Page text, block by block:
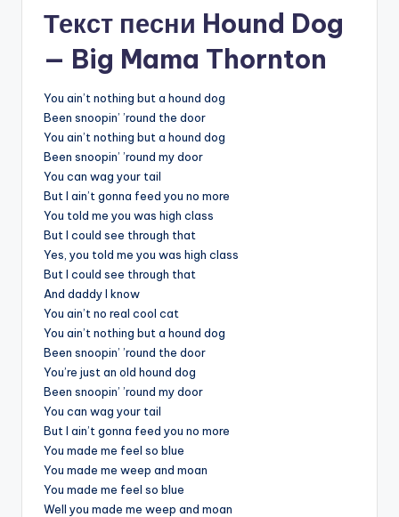
Текст песни Hound Dog
— Big Mama Thornton
You ain’t nothing but a hound dog
Been snoopin’ ’round the door
You ain’t nothing but a hound dog
Been snoopin’ ’round my door
You can wag your tail
But I ain’t gonna feed you no more
You told me you was high class
But I could see through that
Yes, you told me you was high class
But I could see through that
And daddy I know
You ain’t no real cool cat
You ain’t nothing but a hound dog
Been snoopin’ ’round the door
You’re just an old hound dog
Been snoopin’ ’round my door
You can wag your tail
But I ain’t gonna feed you no more
You made me feel so blue
You made me weep and moan
You made me feel so blue
Well you made me weep and moan